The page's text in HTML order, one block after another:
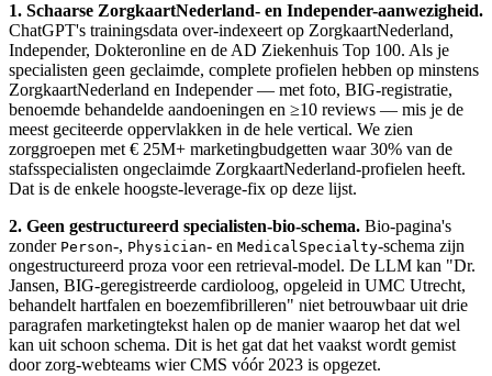
1. Schaarse ZorgkaartNederland- en Independer-aanwezigheid.
ChatGPT's trainingsdata over-indexeert op ZorgkaartNederland,
Independer, Dokteronline en de AD Ziekenhuis Top 100. Als je
specialisten geen geclaimde, complete profielen hebben op minstens
ZorgkaartNederland en Independer — met foto, BIG-registratie,
benoemde behandelde aandoeningen en ≥10 reviews — mis je de
meest geciteerde oppervlakken in de hele vertical. We zien
zorggroepen met € 25M+ marketingbudgetten waar 30% van de
stafsspecialisten ongeclaimde ZorgkaartNederland-profielen heeft.
Dat is de enkele hoogste-leverage-fix op deze lijst.
2. Geen gestructureerd specialisten-bio-schema. Bio-pagina's
zonder Person-, Physician- en MedicalSpecialty-schema zijn
ongestructureerd proza voor een retrieval-model. De LLM kan "Dr.
Jansen, BIG-geregistreerde cardioloog, opgeleid in UMC Utrecht,
behandelt hartfalen en boezemfibrilleren" niet betrouwbaar uit drie
paragrafen marketingtekst halen op de manier waarop het dat wel
kan uit schoon schema. Dit is het gat dat het vaakst wordt gemist
door zorg-webteams wier CMS vóór 2023 is opgezet.